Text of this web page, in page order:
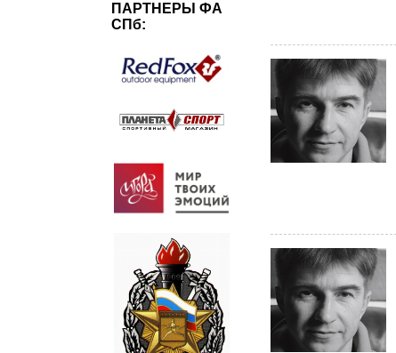
ПАРТНЕРЫ ФА
СПб: